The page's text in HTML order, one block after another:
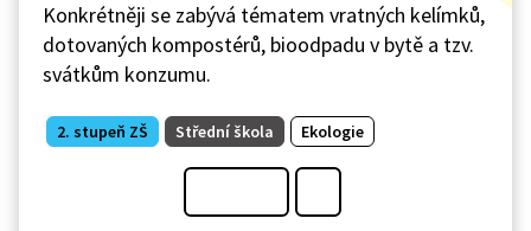
Konkrétněji se zabývá tématem vratných kelímků,
dotovaných kompostérů, bioodpadu v bytě a tzv.
svátkům konzumu.
2. stupeň ZŠ Střední škola Ekologie